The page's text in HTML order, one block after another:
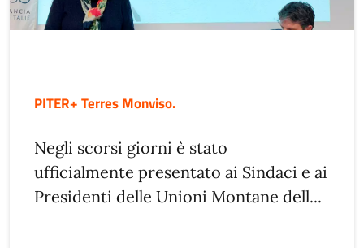
PITER+ Terres Monviso.
Negli scorsi giorni è stato
ufficialmente presentato ai Sindaci e ai
Presidenti delle Unioni Montane dell...